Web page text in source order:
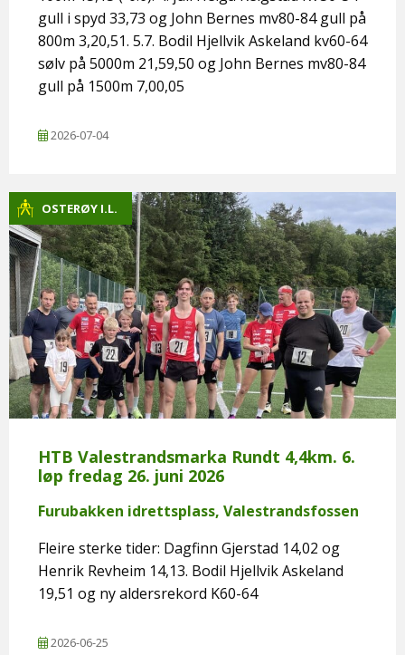
gull i spyd 33,73 og John Bernes mv80-84 gull på
800m 3,20,51. 5.7. Bodil Hjellvik Askeland kv60-64
sølv på 5000m 21,59,50 og John Bernes mv80-84
gull på 1500m 7,00,05
2026-07-04
OSTERØY I.L.
HTB Valestrandsmarka Rundt 4,4km. 6.
løp fredag 26. juni 2026
Furubakken idrettsplass, Valestrandsfossen
Fleire sterke tider: Dagfinn Gjerstad 14,02 og
Henrik Revheim 14,13. Bodil Hjellvik Askeland
19,51 og ny aldersrekord K60-64
2026-06-25